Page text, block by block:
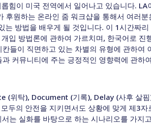
힘이 미국 전역에서 일어나고 있습니다. LA
원하는 온라인 줌 워크샵을 통해서 여러분
는 방법을 배우게 될 것입니다. 이 1시간짜
입 방법론에 관하여 가르치며, 한국어로 진
들이 직면하고 있는 차별의 유형에 관하여
커뮤니티에 주는 긍정적인 영향력에 관하
(위탁), Document (기록), Delay (사후 살
두의 안전을 지키면서도 상황에 맞게 제3자
는 실화를 바탕으로 하는 시나리오를 가지